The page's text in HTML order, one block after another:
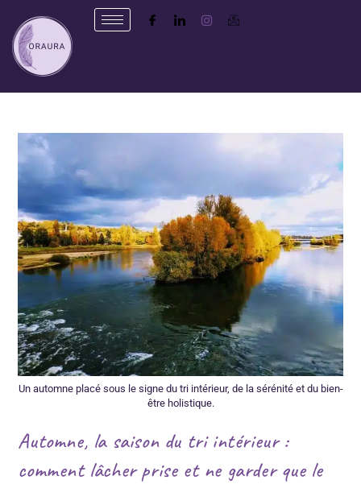
Un automne placé sous le signe du tri intérieur, de la sérénité et du bien-
être holistique.
Automne, la saison du tri intérieur :
comment lâcher prise et ne garder que le